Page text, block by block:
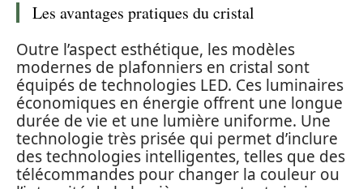
Les avantages pratiques du cristal
Outre l’aspect esthétique, les modèles
modernes de plafonniers en cristal sont
équipés de technologies LED. Ces luminaires
économiques en énergie offrent une longue
durée de vie et une lumière uniforme. Une
technologie très prisée qui permet d’inclure
des technologies intelligentes, telles que des
télécommandes pour changer la couleur ou